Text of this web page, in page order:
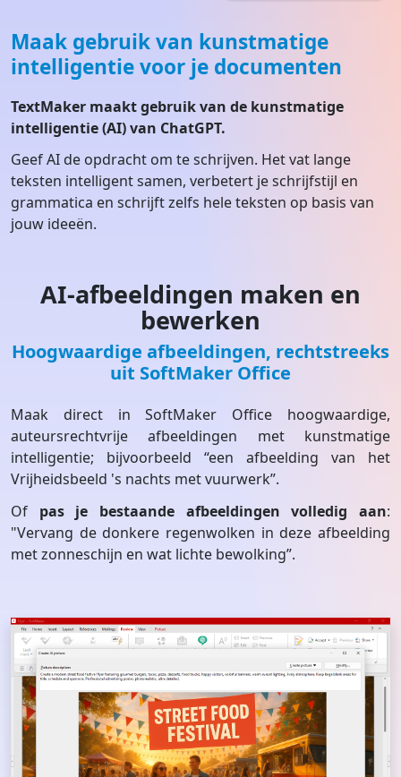
Maak gebruik van kunstmatige
intelligentie voor je documenten
TextMaker maakt gebruik van de kunstmatige
intelligentie (AI) van ChatGPT.
Geef AI de opdracht om te schrijven. Het vat lange
teksten intelligent samen, verbetert je schrijfstijl en
grammatica en schrijft zelfs hele teksten op basis van
jouw ideeën.
AI-afbeeldingen maken en
bewerken
Hoogwaardige afbeeldingen, rechtstreeks
uit SoftMaker Office
Maak direct in SoftMaker Office hoogwaardige,
auteursrechtvrije afbeeldingen met kunstmatige
intelligentie; bijvoorbeeld “een afbeelding van het
Vrijheidsbeeld 's nachts met vuurwerk”.
Of pas je bestaande afbeeldingen volledig aan:
"Vervang de donkere regenwolken in deze afbeelding
met zonneschijn en wat lichte bewolking”.